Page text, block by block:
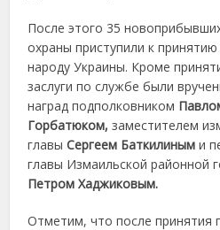
После этого 35
охраны приступили к
народу Украины. Кроме
заслуги по службе были
наград подполковником
Горбатюком, заместителем
главы Сергеем Баткилиными
главы Измаильской районной
Петром Хаджиковым.
Отметим, что после принятия